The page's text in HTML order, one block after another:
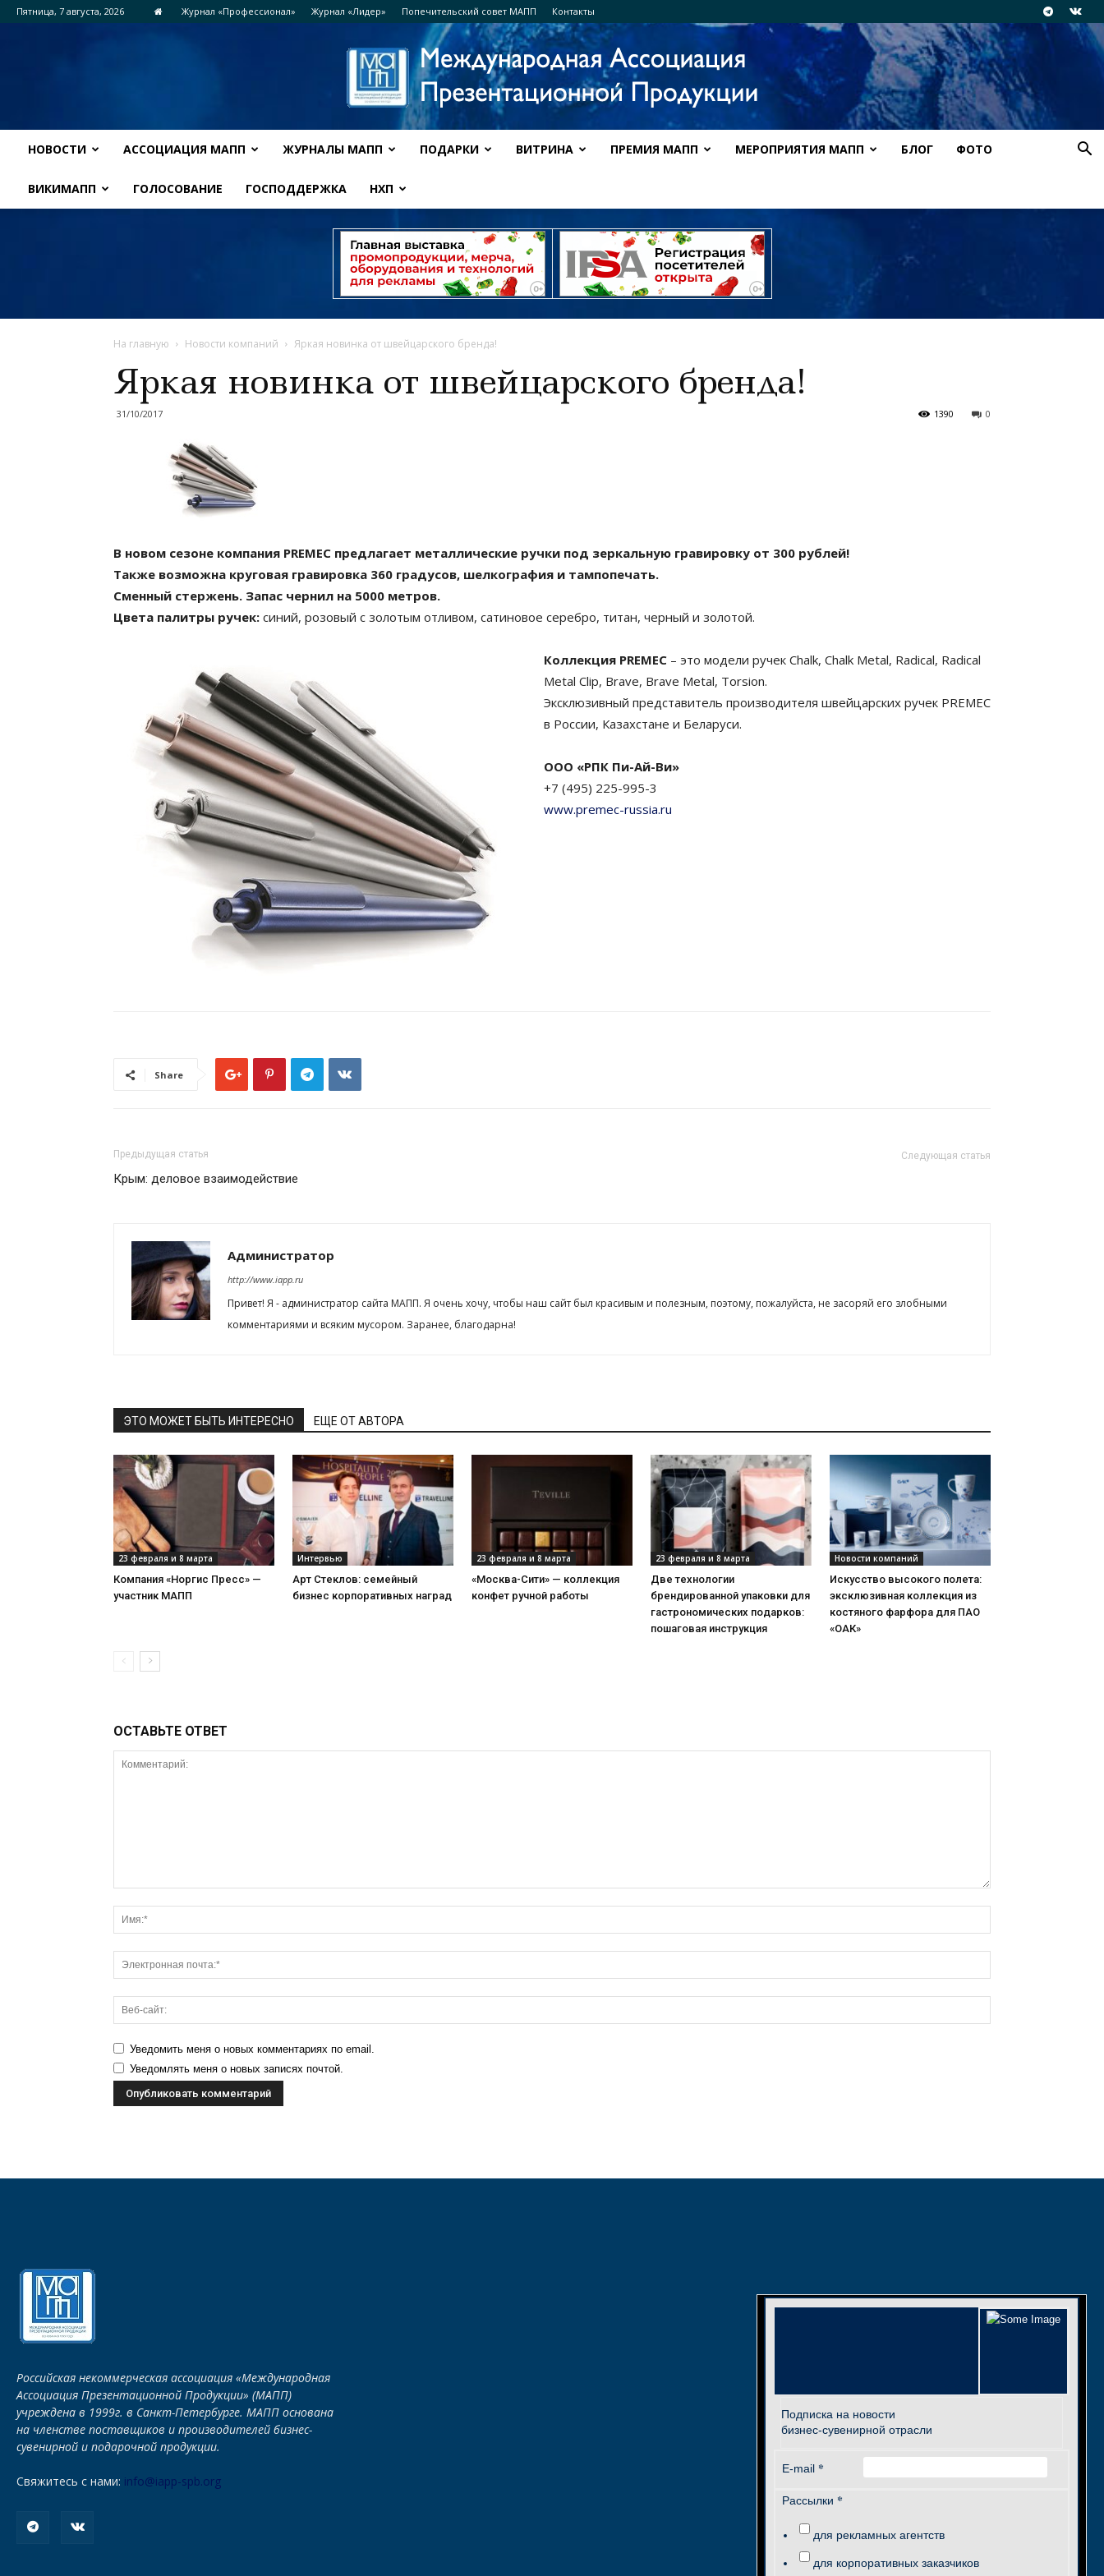
Пятница, 7 августа, 2026 Журнал «Профессионал» Журнал «Лидер» Попечительский совет МАПП Контакты
НОВОСТИ АССОЦИАЦИЯ МАПП ЖУРНАЛЫ МАПП ПОДАРКИ ВИТРИНА ПРЕМИЯ МАПП МЕРОПРИЯТИЯ МАПП БЛОГ ФОТО
ВИКИМАПП ГОЛОСОВАНИЕ ГОСПОДДЕРЖКА НХП
На главную Новости компаний Яркая новинка от швейцарского бренда!
Яркая новинка от швейцарского бренда!
31/10/2017 0
1390
В новом сезоне компания PREMEC предлагает металлические ручки под зеркальную гравировку от 300 рублей!
Также возможна круговая гравировка 360 градусов, шелкография и тампопечать.
Сменный стержень. Запас чернил на 5000 метров.
Цвета палитры ручек: синий, розовый с золотым отливом, сатиновое серебро, титан, черный и золотой.
Коллекция PREMEC – это модели ручек Chalk, Chalk Metal, Radical, Radical
Metal Clip, Brave, Brave Metal, Torsion.
Эксклюзивный представитель производителя швейцарских ручек PREMEC
в России, Казахстане и Беларуси.
ООО «РПК Пи-Ай-Ви»
+7 (495) 225-995-3
www.premec-russia.ru
Share
Предыдущая статья
Крым: деловое взаимодействие
Следующая статья
Администратор
http://www.iapp.ru
Привет! Я - администратор сайта МАПП. Я очень хочу, чтобы наш сайт был красивым и полезным, поэтому, пожалуйста, не засоряй его злобными
комментариями и всяким мусором. Заранее, благодарна!
ЭТО МОЖЕТ БЫТЬ ИНТЕРЕСНО ЕЩЕ ОТ АВТОРА
23 февраля и 8 марта
Компания «Норгис Пресс» —
участник МАПП
Интервью
Арт Стеклов: семейный
бизнес корпоративных наград
23 февраля и 8 марта
«Москва-Сити» — коллекция
конфет ручной работы
23 февраля и 8 марта
Две технологии
брендированной упаковки для
гастрономических подарков:
пошаговая инструкция
Новости компаний
Искусство высокого полета:
эксклюзивная коллекция из
костяного фарфора для ПАО
«ОАК»
ОСТАВЬТЕ ОТВЕТ
Уведомить меня о новых комментариях по email.
Уведомлять меня о новых записях почтой.
Российская некоммерческая ассоциация «Международная
Ассоциация Презентационной Продукции» (МАПП)
учреждена в 1999г. в Санкт-Петербурге. МАПП основана
на членстве поставщиков и производителей бизнес-
сувенирной и подарочной продукции.
Свяжитесь с нами: info@iapp-spb.org
Подписка на новости
бизнес-сувенирной отрасли
E-mail *
Рассылки *
для рекламных агентств
для корпоративных заказчиков